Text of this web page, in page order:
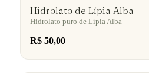
Hidrolato de Lípia Alba
Hidrolato puro de Lípia Alba
R$ 50,00